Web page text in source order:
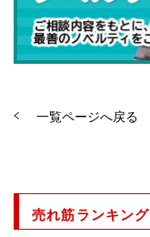
一覧ページへ戻る
売れ筋ランキング